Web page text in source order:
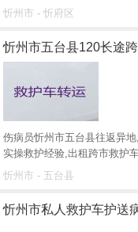
忻州市 - 忻府区
忻州市五台县120长途
伤病员忻州市五台县往返异
实操救护经验,出租跨市救护
忻州市 - 五台县
忻州市私人救护车护送